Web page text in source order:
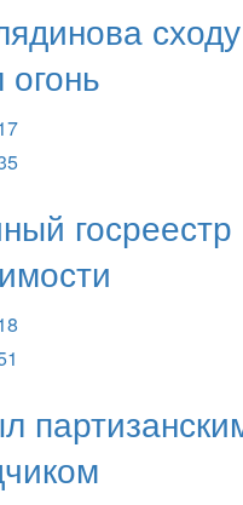
сходу
госреестр